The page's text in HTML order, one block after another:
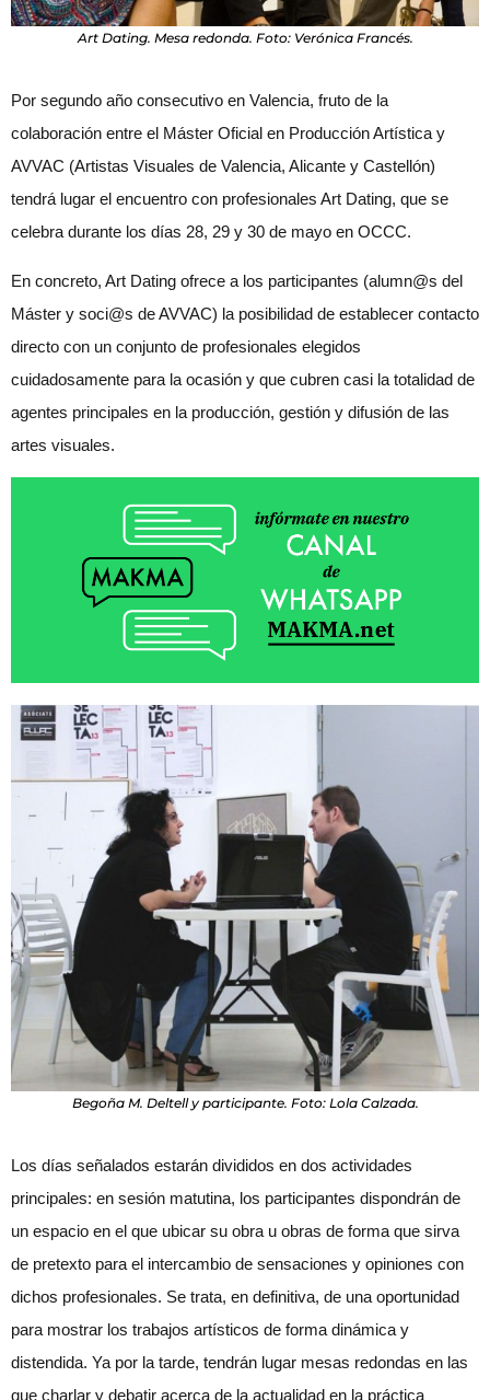
Art Dating. Mesa redonda. Foto: Verónica Francés.
Por segundo año consecutivo en Valencia, fruto de la
colaboración entre el Máster Oficial en Producción Artística y
AVVAC (Artistas Visuales de Valencia, Alicante y Castellón)
tendrá lugar el encuentro con profesionales Art Dating, que se
celebra durante los días 28, 29 y 30 de mayo en OCCC.
En concreto, Art Dating ofrece a los participantes (alumn@s del
Máster y soci@s de AVVAC) la posibilidad de establecer contacto
directo con un conjunto de profesionales elegidos
cuidadosamente para la ocasión y que cubren casi la totalidad de
agentes principales en la producción, gestión y difusión de las
artes visuales.
Begoña M. Deltell y participante. Foto: Lola Calzada.
Los días señalados estarán divididos en dos actividades
principales: en sesión matutina, los participantes dispondrán de
un espacio en el que ubicar su obra u obras de forma que sirva
de pretexto para el intercambio de sensaciones y opiniones con
dichos profesionales. Se trata, en definitiva, de una oportunidad
para mostrar los trabajos artísticos de forma dinámica y
distendida. Ya por la tarde, tendrán lugar mesas redondas en las
que charlar y debatir acerca de la actualidad en la práctica